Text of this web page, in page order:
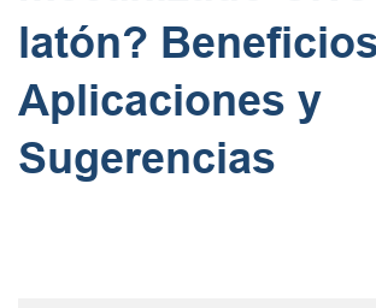
latón?
Aplicaciones y
Sugerencias